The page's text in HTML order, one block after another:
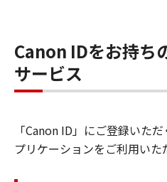
Canon IDをお持ち
サービス
「Canon ID」にご登録いた
プリケーションをご利用いた